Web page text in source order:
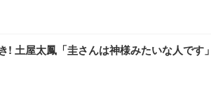
! 土屋太鳳「圭さんは神様みたいな人です」